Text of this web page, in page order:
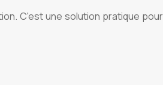
C'est une solution pratique pour